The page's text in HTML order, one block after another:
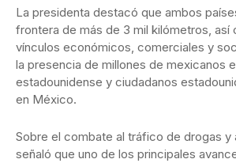
La presidenta destacó que ambos
frontera de más de 3 mil kilómetros, así
vínculos económicos, comerciales y
la presencia de millones de mexicanos
estadounidense y ciudadanos
en México.
Sobre el combate al tráfico de drogas y
señaló que uno de los principales